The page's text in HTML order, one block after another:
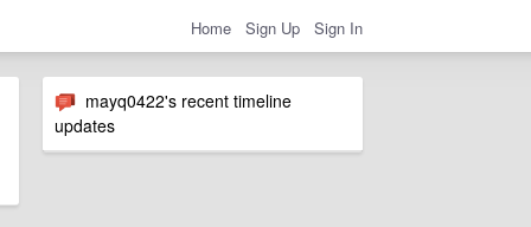
Home Sign Up Sign In
mayq0422's recent timeline
updates